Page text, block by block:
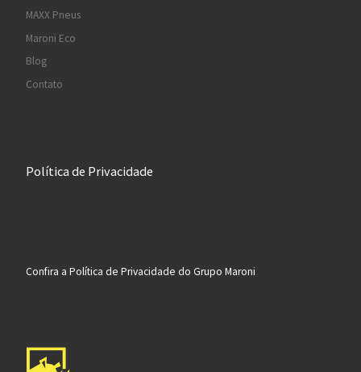
MAXX Pneus
Maroni Eco
Blog
Contato
Política de Privacidade
Confira a Política de Privacidade do Grupo Maroni